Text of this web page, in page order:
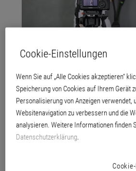
Brillux Creativ: fünf
Anleitungsvideos
Erfahren Sie, wie Kreativtechniken der
Metallischen Wandgestaltungen perfekt
Weiterlesen
Cookie-Einstellungen
Wenn Sie auf „Alle Cookies akzeptieren“
Speicherung von Cookies auf Ihrem Gerät
Personalisierung von Anzeigen verwendet,
Websitenavigation zu verbessern und die
analysieren. Weitere Informationen finden
Datenschutzerklärung.